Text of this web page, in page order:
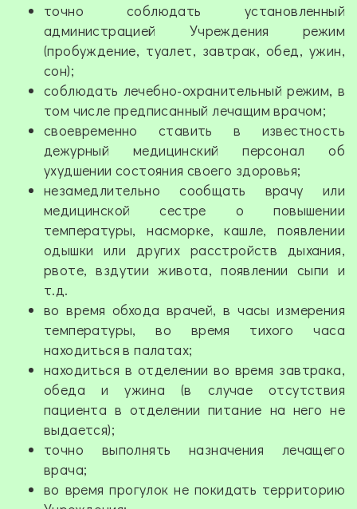
точно соблюдать установленный
администрацией Учреждения режим
(пробуждение, туалет, завтрак, обед, ужин,
сон);
соблюдать лечебно-охранительный режим, в
том числе предписанный лечащим врачом;
своевременно ставить в известность
дежурный медицинский персонал об
ухудшении состояния своего здоровья;
незамедлительно сообщать врачу или
медицинской сестре о повышении
температуры, насморке, кашле, появлении
одышки или других расстройств дыхания,
рвоте, вздутии живота, появлении сыпи и
т.д.
во время обхода врачей, в часы измерения
температуры, во время тихого часа
находиться в палатах;
находиться в отделении во время завтрака,
обеда и ужина (в случае отсутствия
пациента в отделении питание на него не
выдается);
точно выполнять назначения лечащего
врача;
во время прогулок не покидать территорию